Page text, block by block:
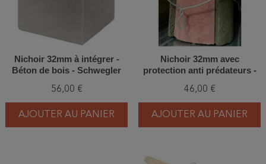
Nichoir 32mm à intégrer -
Béton de bois - Schwegler
56,00 €
AJOUTER AU PANIER
Nichoir 32mm avec
protection anti prédateurs -
Schwegler (1B - 202/0)
46,00 €
AJOUTER AU PANIER